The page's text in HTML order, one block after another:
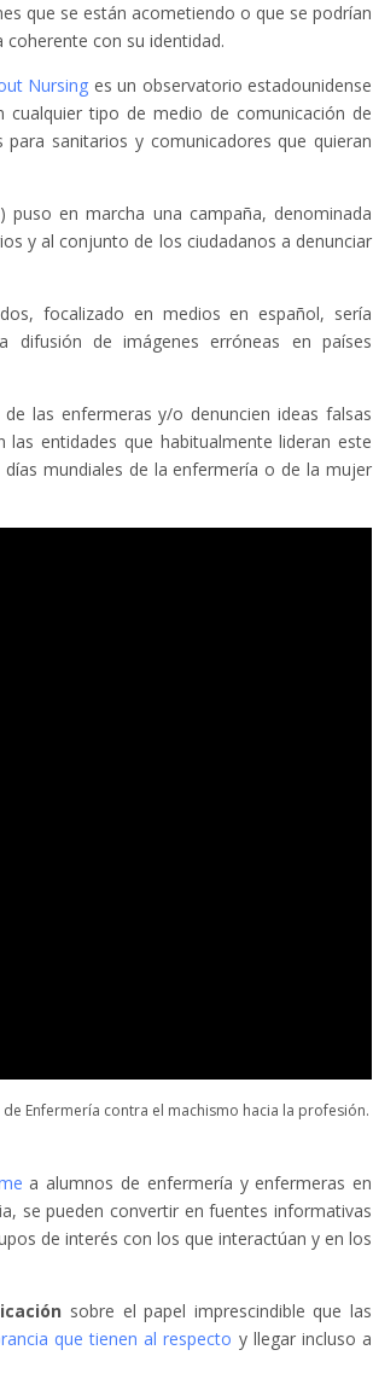
que se están acometiendo o que se podrían
con su identidad.
Nursing es un observatorio estadounidense
cualquier tipo de medio de comunicación de
sanitarios y comunicadores que quieran
puso en marcha una campaña, denominada
y al conjunto de los ciudadanos a denunciar
focalizado en medios en español, sería
difusión de imágenes erróneas en países
las enfermeras y/o denuncien ideas falsas
entidades que habitualmente lideran este
mundiales de la enfermería o de la mujer
Enfermería contra el machismo hacia la profesión.
a alumnos de enfermería y enfermeras en
se pueden convertir en fuentes informativas
de interés con los que interactúan y en los
sobre el papel imprescindible que las
que tienen al respecto y llegar incluso a